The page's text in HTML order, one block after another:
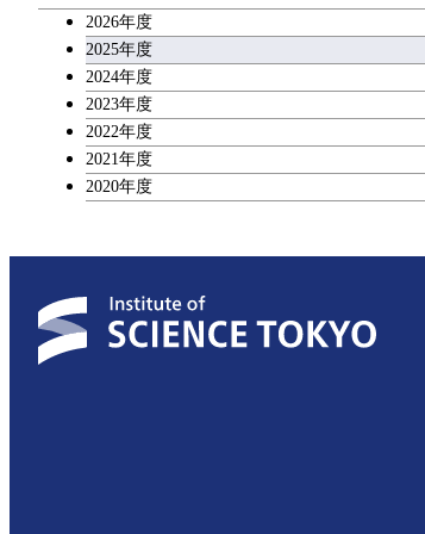
2026年度
2025年度
2024年度
2023年度
2022年度
2021年度
2020年度